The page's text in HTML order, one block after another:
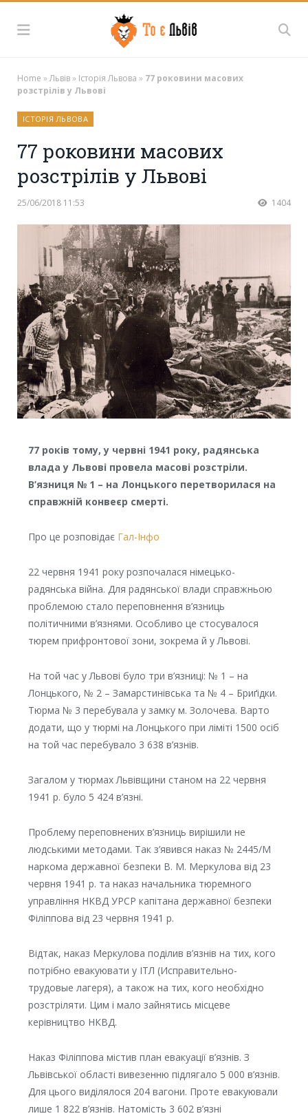
Home »Львів» Історія Львова » 77 роковини масових
розстрілів у Львові
ІСТОРІЯ ЛЬВОВА
77 роковини масових
розстрілів у Львові
25/06/2018 11:53 1404
77 років тому, у червні 1941 року, радянська
влада у Львові провела масові розстріли.
В’язниця № 1 – на Лонцького перетворилася на
справжній конвеєр смерті.
Про це розповідає Гал-Інфо
22 червня 1941 року розпочалася німецько-
радянська війна. Для радянської влади справжньою
проблемою стало переповнення в’язниць
політичними в’язнями. Особливо це стосувалося
тюрем прифронтової зони, зокрема й у Львові.
На той час у Львові було три в’язниці: № 1 – на
Лонцького, № 2 – Замарстинівська та № 4 – Бриґідки.
Тюрма № 3 перебувала у замку м. Золочева. Варто
додати, що у тюрмі на Лонцького при ліміті 1500 осіб
на той час перебувало 3 638 в’язнів.
Загалом у тюрмах Львівщини станом на 22 червня
1941 р. було 5 424 в’язні.
Проблему переповнених в’язниць вирішили не
людськими методами. Так з’явився наказ № 2445/М
наркома державної безпеки В. М. Меркулова від 23
червня 1941 р. та наказ начальника тюремного
управління НКВД УРСР капітана державної безпеки
Філіппова від 23 червня 1941 р.
Відтак, наказ Меркулова поділив в’язнів на тих, кого
потрібно евакуювати у ІТЛ (Исправительно-
трудовые лагеря), а також на тих, кого необхідно
розстріляти. Цим і мало зайнятись місцеве
керівництво НКВД.
Наказ Філіппова містив план евакуації в’язнів. З
Львівської області вивезенню підлягало 5 000 в’язнів.
Для цього виділялося 204 вагони. Проте евакуювали
лише 1 822 в’язнів. Натомість 3 602 в’язні